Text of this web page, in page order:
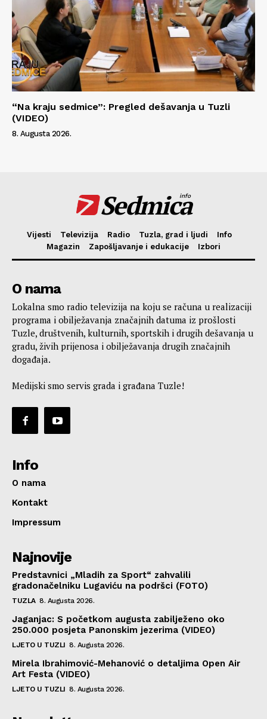
“Na kraju sedmice”: Pregled dešavanja u Tuzli
(VIDEO)
8. Augusta 2026.
Sedmica
info
Vijesti Televizija Radio Tuzla, grad i ljudi
Info
Magazin
Zapošljavanje i edukacije Izbori
O nama
Lokalna smo radio televizija na koju se računa u realizaciji
programa i obilježavanja značajnih datuma iz prošlosti
Tuzle, društvenih, kulturnih, sportskih i drugih dešavanja u
gradu, živih prijenosa i obilježavanja drugih značajnih
događaja.
Medijski smo servis grada i građana Tuzle!
Info
O nama
Kontakt
Impressum
Najnovije
Predstavnici „Mladih za Sport“ zahvalili
gradonačelniku Lugaviću na podršci (FOTO)
TUZLA 8. Augusta 2026.
Jaganjac: S početkom augusta zabilježeno oko
250.000 posjeta Panonskim jezerima (VIDEO)
LJETO U TUZLI 8. Augusta 2026.
Mirela Ibrahimović-Mehanović o detaljima Open Air
Art Festa (VIDEO)
LJETO U TUZLI 8. Augusta 2026.